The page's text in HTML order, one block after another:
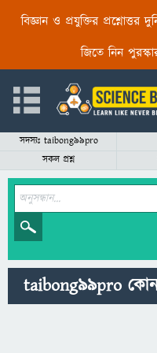
বিজ্ঞান ও প্রযুক্তির প্রশ্নোত্তর
জিতে নিন
সদস্যঃ taibong99pro
সকল প্রশ্ন
taibong99pro